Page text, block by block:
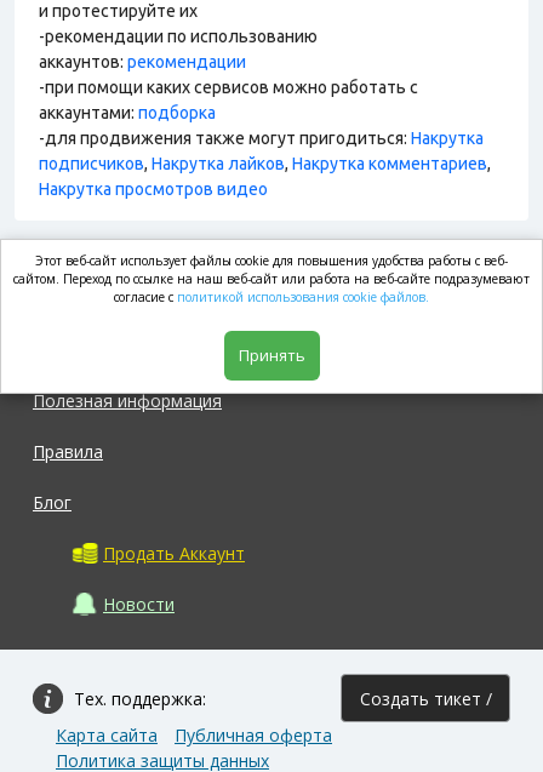
и протестируйте их
-рекомендации по использованию
аккаунтов: рекомендации
-при помощи каких сервисов можно работать с
аккаунтами: подборка
-для продвижения также могут пригодиться: Накрутка
подписчиков, Накрутка лайков, Накрутка комментариев,
Накрутка просмотров видео
market.com
Полезная информация
Правила
Блог
Продать Аккаунт
Новости
Тех. поддержка: Создать тикет /
Карта сайта
Публичная оферта
Политика защиты данных
Этот веб-сайт использует файлы cookie для повышения удобства работы с веб-
сайтом. Переход по ссылке на наш веб-сайт или работа на веб-сайте подразумевают
согласие с политикой использования cookie файлов.
Принять